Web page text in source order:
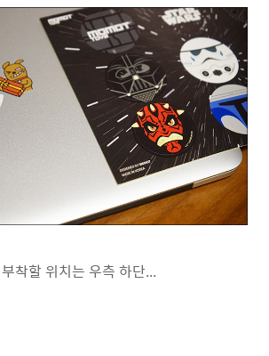
착할 위치는 우측 하단...